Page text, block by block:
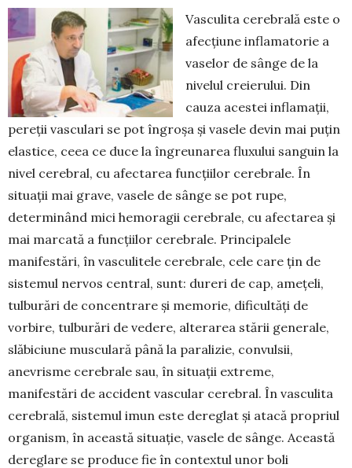
Vasculita cerebrală este o
afecțiune inflamatorie a
vaselor de sânge de la
nivelul creierului. Din
cauza acestei inflamații,
pereții vasculari se pot îngroșa și vasele devin mai puțin
elastice, ceea ce duce la îngreunarea fluxului sanguin la
nivel cerebral, cu afectarea funcțiilor cerebrale. În
situații mai grave, vasele de sânge se pot rupe,
determinând mici hemoragii cerebrale, cu afectarea și
mai marcată a funcțiilor cerebrale. Principalele
manifestări, în vasculitele cerebrale, cele care țin de
sistemul nervos central, sunt: dureri de cap, amețeli,
tulburări de concentrare și memorie, dificultăți de
vorbire, tulburări de vedere, alterarea stării generale,
slăbiciune musculară până la paralizie, convulsii,
anevrisme cerebrale sau, în situații extreme,
manifestări de accident vascular cerebral. În vasculita
cerebrală, sistemul imun este dereglat și atacă propriul
organism, în această situație, vasele de sânge. Această
dereglare se produce fie în contextul unor boli